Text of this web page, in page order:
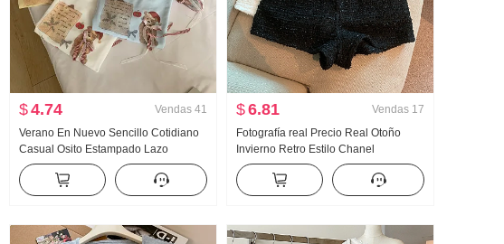
$4.74 Vendas 41
Verano En Nuevo Sencillo Cotidiano
Casual Osito Estampado Lazo
Holgado Nicho Manga corta Camiseta
Estilo coreano tejido de punto Top
$6.81 Vendas 17
Fotografía real Precio Real Otoño
Invierno Retro Estilo Chanel
Pantalones cortos Pantalones de
montar